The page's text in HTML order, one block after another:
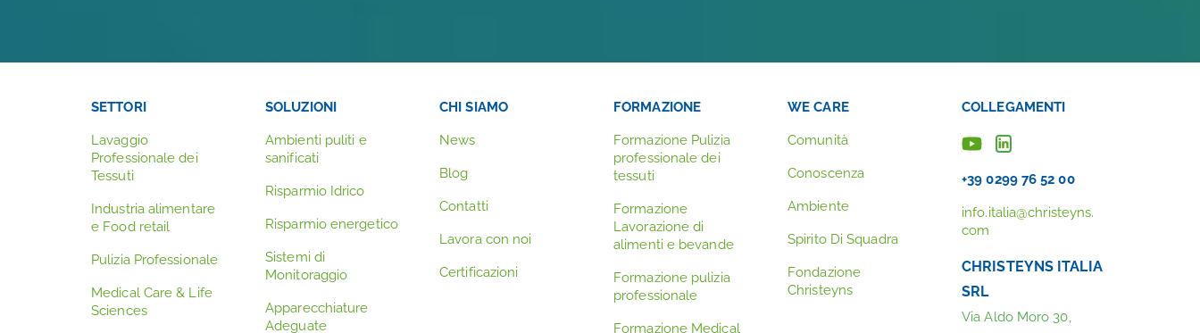
SETTORI
Lavaggio
Professionale dei
Tessuti
Industria alimentare
e Food retail
Pulizia Professionale
Medical Care & Life
Sciences
SOLUZIONI
Ambienti puliti e
sanificati
Risparmio Idrico
Risparmio energetico
Sistemi di
Monitoraggio
Apparecchiature
Adeguate
CHI SIAMO
News
Blog
Contatti
Lavora con noi
Certificazioni
FORMAZIONE
Formazione Pulizia
professionale dei
tessuti
Formazione
Lavorazione di
alimenti e bevande
Formazione pulizia
professionale
Formazione Medical
WE CARE
Comunità
Conoscenza
Ambiente
Spirito Di Squadra
Fondazione
Christeyns
COLLEGAMENTI
+39 0299 76 52 00
info.italia@christeyns.
com
CHRISTEYNS ITALIA
SRL
Via Aldo Moro 30,